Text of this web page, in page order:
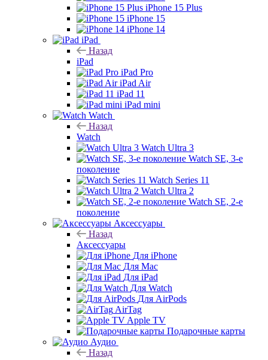
iPhone 15 Plus
iPhone 15
iPhone 14
iPad
Назад
iPad
iPad Pro
iPad Air
iPad 11
iPad mini
Watch
Назад
Watch
Watch Ultra 3
Watch SE, 3-е
поколение
Watch Series 11
Watch Ultra 2
Watch SE, 2-е
поколение
Аксессуары
Назад
Аксессуары
Для iPhone
Для Mac
Для iPad
Для Watch
Для AirPods
AirTag
Apple TV
Подарочные карты
Аудио
Назад